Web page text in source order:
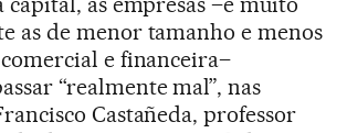
as de menor tamanho e menos
e financeira–
“realmente mal”, nas
Castañeda, professor